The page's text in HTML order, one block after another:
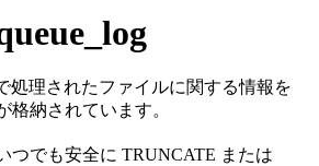
処理されたファイルに関する情報を
格納されています。
つでも安全に TRUNCATE または